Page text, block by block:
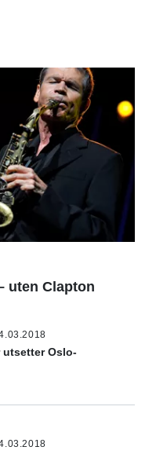
uten Clapton
utsetter Oslo-